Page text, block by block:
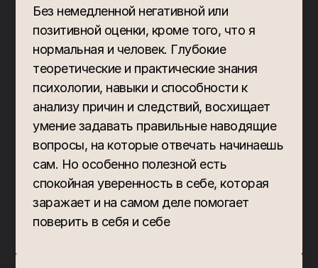
Без немедленной негативной или
позитивной оценки, кроме того, что я
нормальная и человек. Глубокие
теоретические и практические знания
психологии, навыки и способности к
анализу причин и следствий, восхищает
умение задавать правильные наводящие
вопросы, на которые отвечать начинаешь
сам. Но особенно полезной есть
спокойная уверенность в себе, которая
заражает и на самом деле помогает
поверить в себя и себе